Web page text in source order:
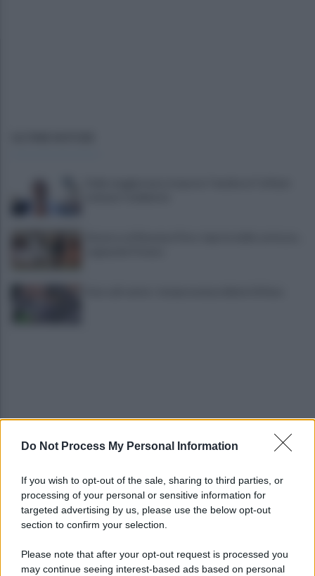
Do Not Process My Personal Information
If you wish to opt-out of the sale, sharing to third parties, or
processing of your personal or sensitive information for
targeted advertising by us, please use the below opt-out
section to confirm your selection.
Please note that after your opt-out request is processed you
may continue seeing interest-based ads based on personal
Era ai domiciliari, trovato all'esterno
Benevento, Floro Flores ne convoca 25 per la gara
di Coppa Italia